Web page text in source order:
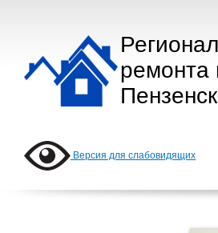
ремонта
Версия для слабовидящих